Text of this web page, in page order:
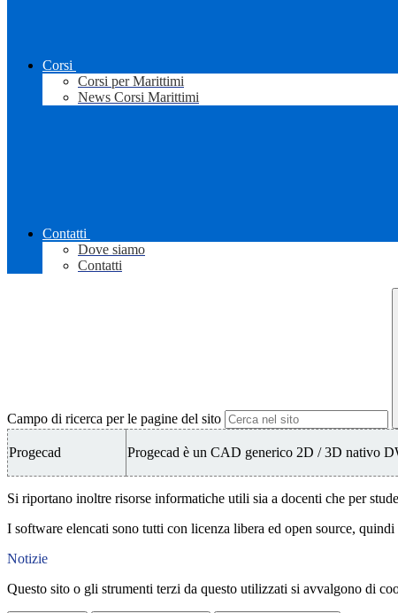
Corsi
Corsi per Marittimi
News Corsi Marittimi
Contatti
Dove siamo
Contatti
Campo di ricerca per le pagine del sito
Progecad Progecad è un CAD generico 2D / 3D nativo
Si riportano inoltre risorse informatiche utili sia a docenti che per
I software elencati sono tutti con licenza libera ed open source,
Notizie
Questo sito o gli strumenti terzi da questo utilizzati si avvalgono di